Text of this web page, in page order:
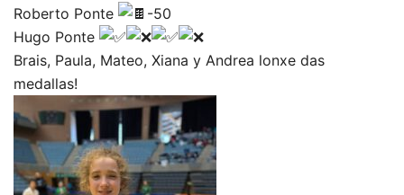
Roberto Ponte
-50
Hugo Ponte
Brais, Paula, Mateo, Xiana y Andrea lonxe das
medallas!